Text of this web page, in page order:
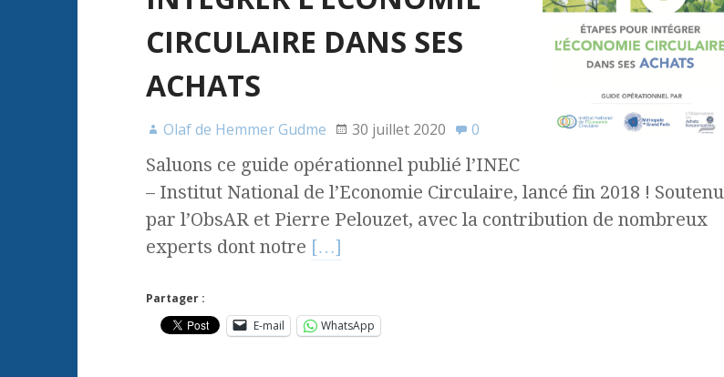
CIRCULAIRE DANS SES
ACHATS
Olaf de Hemmer Gudme 30 juillet 2020 0
Saluons ce guide opérationnel publié l’INEC
– Institut National de l’Economie Circulaire, lancé fin 2018 ! Soutenu
par l’ObsAR et Pierre Pelouzet, avec la contribution de nombreux
experts dont notre […]
Partager :
E-mail
WhatsApp